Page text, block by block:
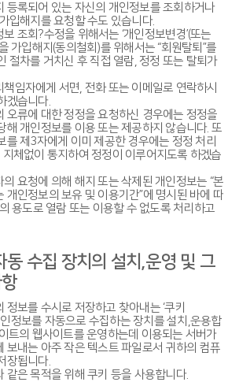
등록되어 있는 자신의 개인정보를 조회하거나
입해지를 요청할 수도 있습니다.
조회?수정을 위해서는 ‘개인정보변경’(또는
가입해지(동의철회)를 위해서는 “회원탈퇴”를
절차를 거치신 후 직접 열람, 정정 또는 탈퇴가
임자에게 서면, 전화 또는 이메일로 연락하시
겠습니다.
오류에 대한 정정을 요청하신 경우에는 정정을
해 개인정보를 이용 또는 제공하지 않습니다. 또
를 제3자에게 이미 제공한 경우에는 정정 처리
체없이 통지하여 정정이 이루어지도록 하겠습
요청에 의해 해지 또는 삭제된 개인정보는 “본
개인정보의 보유 및 이용기간”에 명시된 바에 따
용도로 열람 또는 이용할 수 없도록 처리하고
동 수집 장치의 설치,운영 및 그
보를 수시로 저장하고 찾아내는 ‘쿠키
정보를 자동으로 수집하는 장치를 설치,운용합
트의 웹사이트를 운영하는데 이용되는 서버가
보내는 아주 작은 텍스트 파일로서 귀하의 컴퓨
장됩니다.
같은 목적을 위해 쿠키 등을 사용합니다.